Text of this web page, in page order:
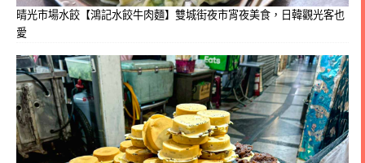
晴光市場水餃【鴻記水餃牛肉麵】雙城街夜市宵夜美食，日韓觀光客也
愛